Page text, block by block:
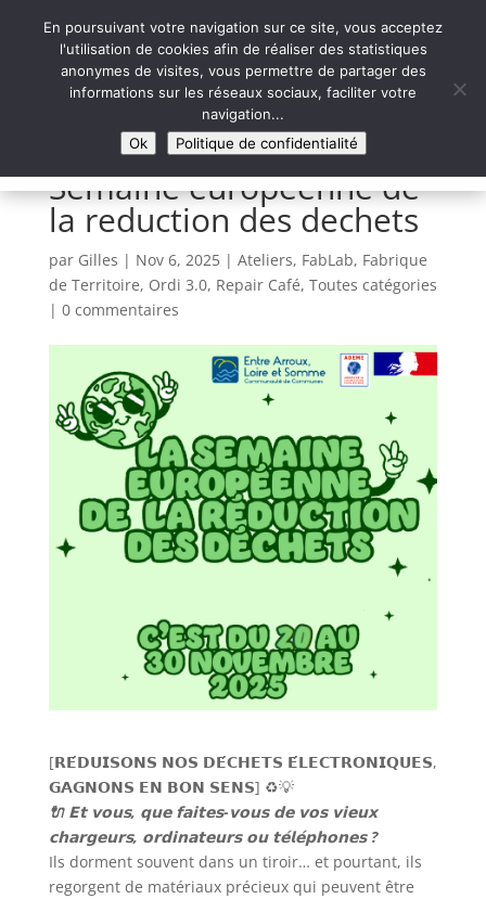
Syntaxe Erreur 2.0
LE NUMÉRIQUE SOLIDAIRE
Semaine europeenne de
la reduction des dechets
par Gilles | Nov 6, 2025| Ateliers, FabLab, Fabrique
de Territoire, Ordi 3.0, Repair Café, Toutes catégories
| 0 commentaires
[𝗥𝗘́𝗗𝗨𝗜𝗦𝗢𝗡𝗦 𝗡𝗢𝗦 𝗗𝗘́𝗖𝗛𝗘𝗧𝗦 𝗘́𝗟𝗘𝗖𝗧𝗥𝗢𝗡𝗜𝗤𝗨𝗘𝗦,
𝗚𝗔𝗚𝗡𝗢𝗡𝗦 𝗘𝗡 𝗕𝗢𝗡 𝗦𝗘𝗡𝗦] ♻️💡
🔌 𝗘𝘁 𝘃𝗼𝘂𝘀, 𝗾𝘂𝗲 𝗳𝗮𝗶𝘁𝗲𝘀-𝘃𝗼𝘂𝘀 𝗱𝗲 𝘃𝗼𝘀 𝘃𝗶𝗲𝘂𝘅
𝗰𝗵𝗮𝗿𝗴𝗲𝘂𝗿𝘀, 𝗼𝗿𝗱𝗶𝗻𝗮𝘁𝗲𝘂𝗿𝘀 𝗼𝘂 𝘁𝗲́𝗹𝗲́𝗽𝗵𝗼𝗻𝗲𝘀 ?
Ils dorment souvent dans un tiroir… et pourtant, ils
regorgent de matériaux précieux qui peuvent être
En poursuivant votre navigation sur ce site, vous acceptez
l'utilisation de cookies afin de réaliser des statistiques
anonymes de visites, vous permettre de partager des
informations sur les réseaux sociaux, faciliter votre
navigation...
Ok
Politique de confidentialité